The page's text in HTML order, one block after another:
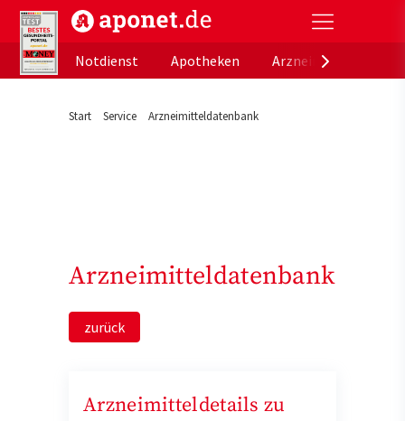
aponet.de - Das offizielle Gesundheitsportal der
Notdienst
Apotheken
Start Service Arzneimitteldatenbank
Arzneimitteldatenbank
zurück
Arzneimitteldetails zu